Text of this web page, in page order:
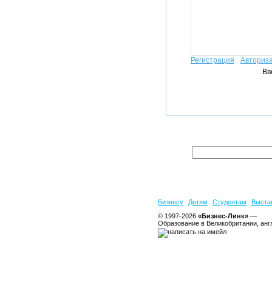
Регистрация
Бизнесу Детям Студентам
© 1997-2026 «Бизнес-Линк» —
Образование в Великобритании,